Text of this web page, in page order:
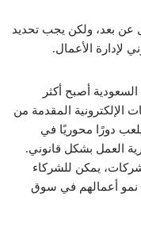
عن بعد، ولكن يجب تحديد
لإدارة الأعمال.
أصبح أكثر
الإلكترونية المقدمة من
دورًا محوريًا في
العمل بشكل قانوني.
يمكن للشركاء
نمو أعمالهم في سوق